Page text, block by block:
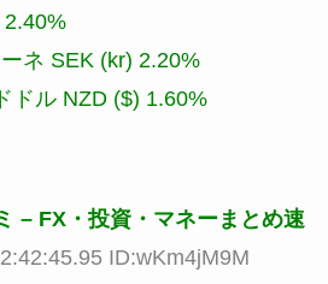
ネ SEK (kr) 2.20%
ドル NZD ($) 1.60%
– FX・投資・マネーまとめ速
ID:wKm4jM9M